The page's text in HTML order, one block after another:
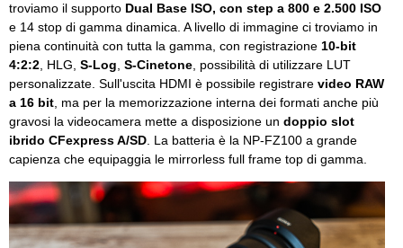
troviamo il supporto Dual Base ISO, con step a 800 e 2.500 ISO
e 14 stop di gamma dinamica. A livello di immagine ci troviamo in
piena continuità con tutta la gamma, con registrazione 10-bit
4:2:2, HLG, S-Log, S-Cinetone, possibilità di utilizzare LUT
personalizzate. Sull'uscita HDMI è possibile registrare video RAW
a 16 bit, ma per la memorizzazione interna dei formati anche più
gravosi la videocamera mette a disposizione un doppio slot
ibrido CFexpress A/SD. La batteria è la NP-FZ100 a grande
capienza che equipaggia le mirrorless full frame top di gamma.